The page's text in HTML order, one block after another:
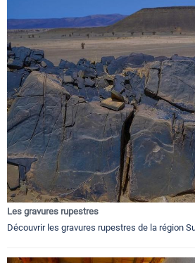
Les gravures rupestres
Découvrir les gravures rupestres de la région